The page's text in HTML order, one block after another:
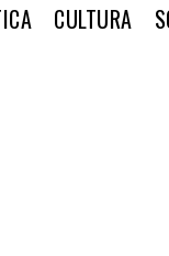
CULTURA